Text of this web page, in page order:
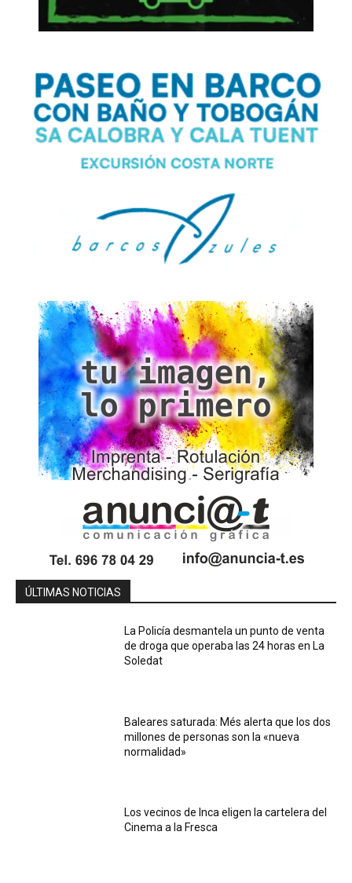
ÚLTIMAS NOTICIAS
La Policía desmantela un punto de venta
de droga que operaba las 24 horas en La
Soledat
Baleares saturada: Més alerta que los dos
millones de personas son la «nueva
normalidad»
Los vecinos de Inca eligen la cartelera del
Cinema a la Fresca